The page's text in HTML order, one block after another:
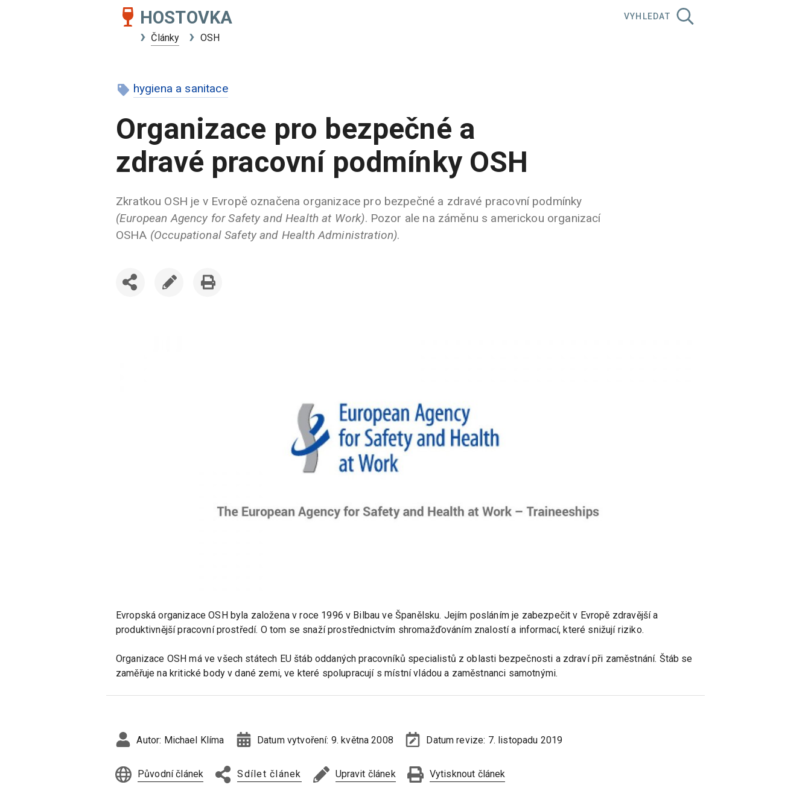
HOSTOVKA
Články OSH
VYHLEDAT
hygiena a sanitace
Organizace pro bezpečné a
zdravé pracovní podmínky OSH
Zkratkou OSH je v Evropě označena organizace pro bezpečné a zdravé pracovní podmínky
(European Agency for Safety and Health at Work). Pozor ale na záměnu s americkou organizací
OSHA (Occupational Safety and Health Administration).
Evropská organizace OSH byla založena v roce 1996 v Bilbau ve Španělsku. Jejím posláním je zabezpečit v Evropě zdravější a
produktivnější pracovní prostředí. O tom se snaží prostřednictvím shromažďováním znalostí a informací, které snižují riziko.
Organizace OSH má ve všech státech EU štáb oddaných pracovníků specialistů z oblasti bezpečnosti a zdraví při zaměstnání. Štáb se
zaměřuje na kritické body v dané zemi, ve které spolupracují s místní vládou a zaměstnanci samotnými.
Autor: Michael Klíma Datum vytvoření: 9. května 2008 Datum revize: 7. listopadu 2019
Původní článek Sdílet článek Upravit článek Vytisknout článek